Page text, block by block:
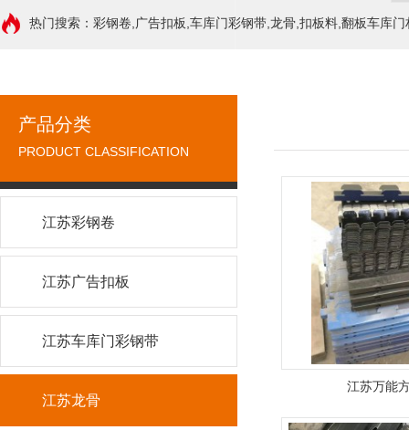
热门搜索：彩钢卷,广告扣板,车库门彩钢带,龙骨,扣板料,翻板车库
江苏万能
产品分类
PRODUCT CLASSIFICATION
江苏彩钢卷
江苏广告扣板
江苏车库门彩钢带
江苏龙骨